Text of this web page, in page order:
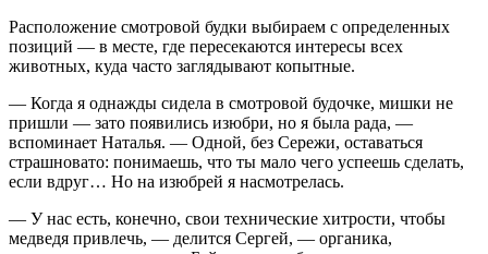
Расположение смотровой будки выбираем с определенных
позиций — в месте, где пересекаются интересы всех
животных, куда часто заглядывают копытные.
— Когда я однажды сидела в смотровой будочке, мишки не
пришли — зато появились изюбри, но я была рада, —
вспоминает Наталья. — Одной, без Сережи, оставаться
страшновато: понимаешь, что ты мало чего успеешь сделать,
если вдруг… Но на изюбрей я насмотрелась.
— У нас есть, конечно, свои технические хитрости, чтобы
медведя привлечь, — делится Сергей, — органика,